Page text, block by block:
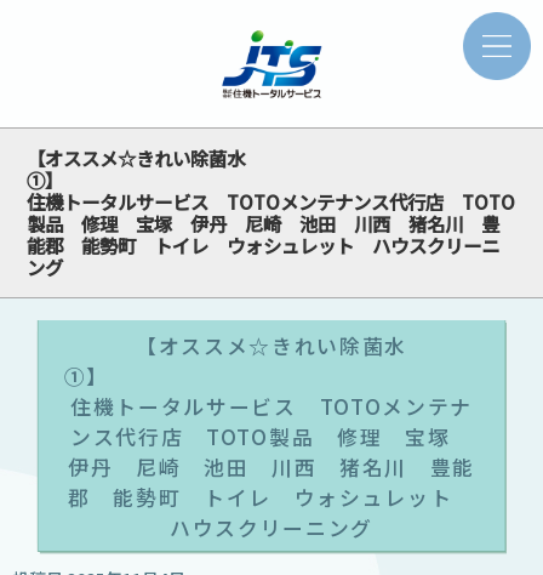
【オススメ☆きれい除菌水
①
住機トータルサービス TOTOメンテナンス代行店 TOTO
製品 修理 宝塚 伊丹 尼崎 池田 川西 猪名川 豊
能郡 能勢町 トイレ ウォシュレット ハウスクリーニ
ング
【オススメ☆きれい除菌水
住機トータルサービス TOTOメンテナ
ンス代行店 TOTO製品 修理 宝塚
伊丹 尼崎 池田 川西 猪名川 豊能
郡 能勢町 トイレ ウォシュレット
ハウスクリーニング